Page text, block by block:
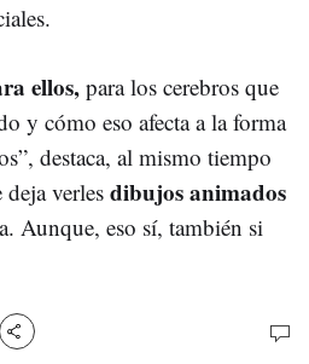
ellos, para los cerebros que
y cómo eso afecta a la forma
destaca, al mismo tiempo
verles dibujos animados
Aunque, eso sí, también si